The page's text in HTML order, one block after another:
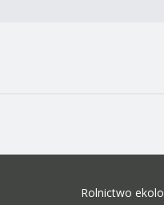
Rolnictwo